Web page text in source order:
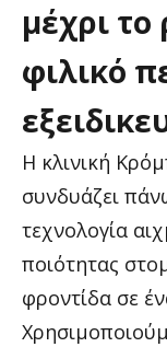
μέχρι το
φιλικό
Η κλινική
συνδυάζει
τεχνολογία
ποιότητας
φροντίδα σε